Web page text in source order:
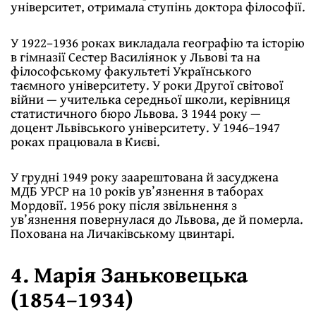
університет, отримала ступінь доктора філософії.
У 1922–1936 роках викладала географію та історію
в гімназії Сестер Василіянок у Львові та на
філософському факультеті Українського
таємного університету. У роки Другої світової
війни — учителька середньої школи, керівниця
статистичного бюро Львова. З 1944 року —
доцент Львівського університету. У 1946–1947
роках працювала в Києві.
У грудні 1949 року заарештована й засуджена
МДБ УРСР на 10 років ув’язнення в таборах
Мордовії. 1956 року після звільнення з
ув’язнення повернулася до Львова, де й померла.
Похована на Личаківському цвинтарі.
4. Марія Заньковецька
(1854–1934)